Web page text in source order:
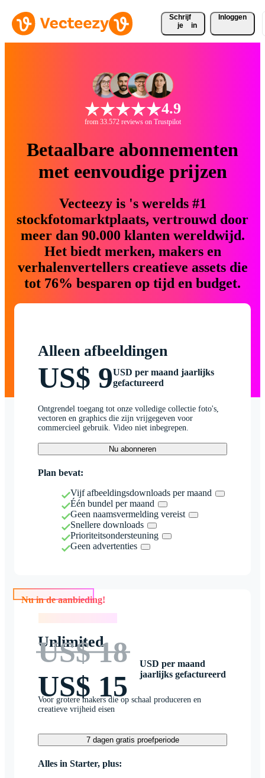
Schrijf
je
in
Inloggen
4.9
from 33.572 reviews on Trustpilot
Betaalbare abonnementen
met eenvoudige prijzen
Vecteezy is 's werelds #1
stockfotomarktplaats, vertrouwd door
meer dan 90.000 klanten wereldwijd.
Het biedt merken, makers en
verhalenvertellers creatieve assets die
tot 76% besparen op tijd en budget.
Alleen afbeeldingen
US$ 9USD per maand jaarlijks
gefactureerd
Ontgrendel toegang tot onze volledige collectie foto's,
vectoren en graphics die zijn vrijgegeven voor
commercieel gebruik. Video niet inbegrepen.
Nu abonneren
Plan bevat:
Vijf afbeeldingsdownloads per maand
Één bundel per maand
Geen naamsvermelding vereist
Snellere downloads
Prioriteitsondersteuning
Geen advertenties
Nu in de aanbieding!
Unlimited
US$ 18
US$ 15
USD per maand
jaarlijks gefactureerd
Voor grotere makers die op schaal produceren en
creatieve vrijheid eisen
7 dagen gratis proefperiode
Alles in Starter, plus: